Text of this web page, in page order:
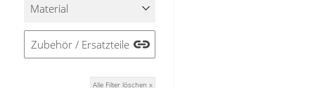
Material
Zubehör / Ersatzteile
Alle Filter löschen x